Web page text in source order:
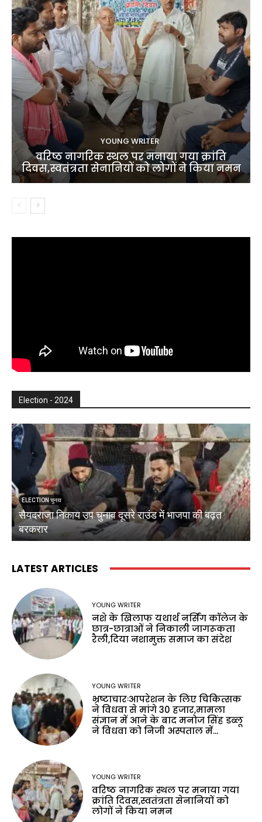
YOUNG WRITER
वरिष्ठ नागरिक स्थल पर मनाया गया क्रांति
दिवस,स्वतंत्रता सेनानियों को लोगों ने किया नमन
Election - 2024
ELECTION चुनाव
सैयदराजा निकाय उप चुनाव दूसरे राउंड में भाजपा की बढ़त
बरकरार
LATEST ARTICLES
YOUNG WRITER
नशे के खिलाफ यथार्थ नर्सिंग कॉलेज के
छात्र-छात्राओं ने निकाली जागरूकता
रैली,दिया नशामुक्त समाज का संदेश
YOUNG WRITER
भ्रष्टाचारःआपरेशन के लिए चिकित्सक
ने विधवा से मांगे 30 हजार,मामला
संज्ञान में आने के बाद मनोज सिंह डब्लू
ने विधवा को निजी अस्पताल में...
YOUNG WRITER
वरिष्ठ नागरिक स्थल पर मनाया गया
क्रांति दिवस,स्वतंत्रता सेनानियों को
लोगों ने किया नमन